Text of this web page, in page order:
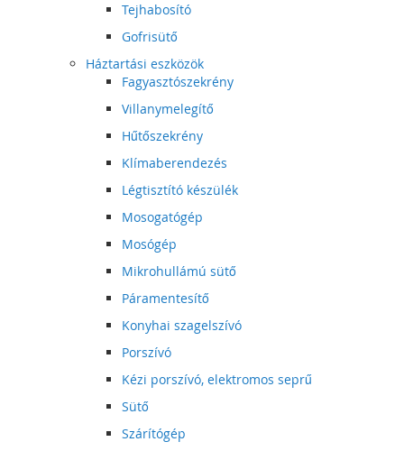
Tejhabosító
Gofrisütő
Háztartási eszközök
Fagyasztószekrény
Villanymelegítő
Hűtőszekrény
Klímaberendezés
Légtisztító készülék
Mosogatógép
Mosógép
Mikrohullámú sütő
Páramentesítő
Konyhai szagelszívó
Porszívó
Kézi porszívó, elektromos seprű
Sütő
Szárítógép